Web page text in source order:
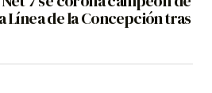
Línea de la Concepción tras